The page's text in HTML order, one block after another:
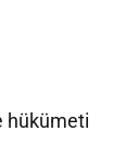
hükümeti